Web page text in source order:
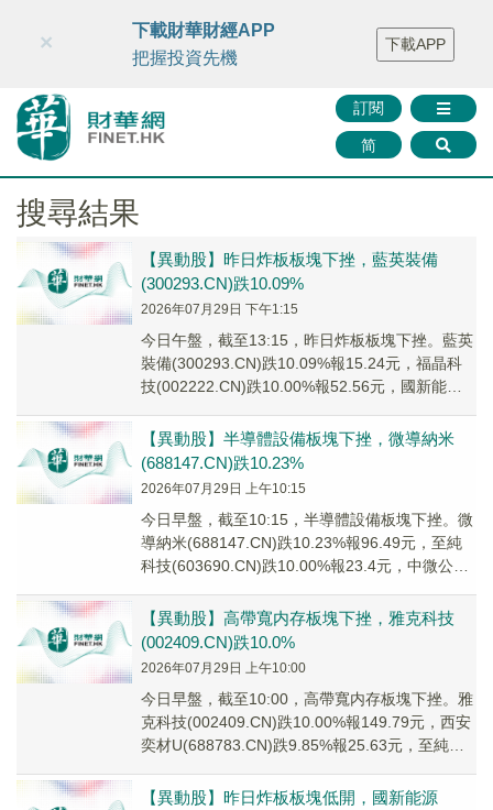
財華智庫網 FINTV FINMETA 財華證券 媒體矩陣
智庫沙龍
聯絡我們
訂閱
简
×
下載財華財經APP
把握投資先機
下載APP
搜尋結果
【異動股】昨日炸板板塊下挫，藍英裝備
(300293.CN)跌10.09%
2026年07月29日 下午1:15
今日午盤，截至13:15，昨日炸板板塊下挫。藍英
裝備(300293.CN)跌10.09%報15.24元，福晶科
技(002222.CN)跌10.00%報52.56元，國新能源
【異動股】半導體設備板塊下挫，微導納米
(688147.CN)跌10.23%
2026年07月29日 上午10:15
今日早盤，截至10:15，半導體設備板塊下挫。微
導納米(688147.CN)跌10.23%報96.49元，至純
科技(603690.CN)跌10.00%報23.4元，中微公司
【異動股】高帶寬内存板塊下挫，雅克科技
(002409.CN)跌10.0%
2026年07月29日 上午10:00
今日早盤，截至10:00，高帶寬内存板塊下挫。雅
克科技(002409.CN)跌10.00%報149.79元，西安
奕材U(688783.CN)跌9.85%報25.63元，至純科
【異動股】昨日炸板板塊低開，國新能源